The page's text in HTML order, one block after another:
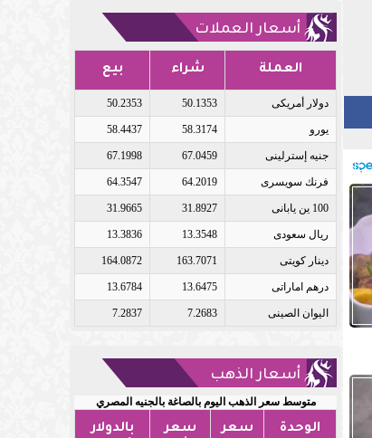
أسعار العملات
العملة شراء بيع
دولار أمريكى 50.1353
50.2353
يورو 58.3174
58.4437
جنيه إسترلينى 67.0459
67.1998
فرنك سويسرى 64.2019
64.3547
100 ين يابانى 31.8927
31.9665
ريال سعودى 13.3548
13.3836
دينار كويتى 163.7071
164.0872
درهم اماراتى 13.6475
13.6784
اليوان الصينى 7.2683
7.2837
أسعار الذهب
متوسط سعر الذهب اليوم بالصاغة بالجنيه المصري
الوحدة
سعر
سعر
بالدولار